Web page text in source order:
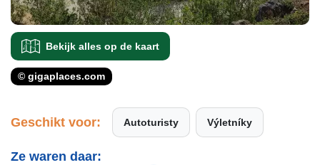
Bekijk alles op de kaart
© gigaplaces.com
Geschikt voor: Autoturisty Výletníky
Ze waren daar: